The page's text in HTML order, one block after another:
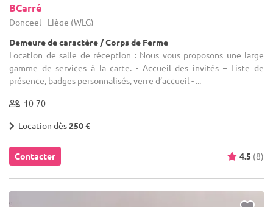
BCarré
Donceel - Liège (WLG)
Demeure de caractère / Corps de Ferme
Location de salle de réception : Nous vous proposons une large
gamme de services à la carte. - Accueil des invités – Liste de
présence, badges personnalisés, verre d’accueil - ...
10-70
Location dès250 €
Contacter 4.5 (8)